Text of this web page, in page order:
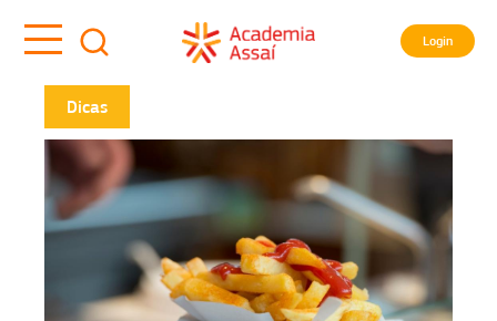
Login
Dicas